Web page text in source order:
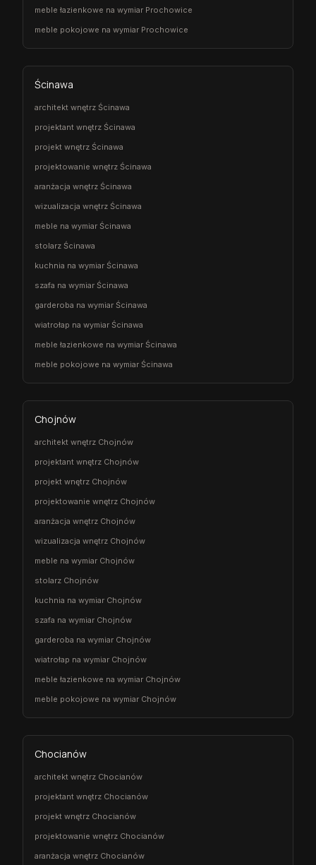
meble łazienkowe na wymiar Prochowice
meble pokojowe na wymiar Prochowice
Ścinawa
architekt wnętrz Ścinawa
projektant wnętrz Ścinawa
projekt wnętrz Ścinawa
projektowanie wnętrz Ścinawa
aranżacja wnętrz Ścinawa
wizualizacja wnętrz Ścinawa
meble na wymiar Ścinawa
stolarz Ścinawa
kuchnia na wymiar Ścinawa
szafa na wymiar Ścinawa
garderoba na wymiar Ścinawa
wiatrołap na wymiar Ścinawa
meble łazienkowe na wymiar Ścinawa
meble pokojowe na wymiar Ścinawa
Chojnów
architekt wnętrz Chojnów
projektant wnętrz Chojnów
projekt wnętrz Chojnów
projektowanie wnętrz Chojnów
aranżacja wnętrz Chojnów
wizualizacja wnętrz Chojnów
meble na wymiar Chojnów
stolarz Chojnów
kuchnia na wymiar Chojnów
szafa na wymiar Chojnów
garderoba na wymiar Chojnów
wiatrołap na wymiar Chojnów
meble łazienkowe na wymiar Chojnów
meble pokojowe na wymiar Chojnów
Chocianów
architekt wnętrz Chocianów
projektant wnętrz Chocianów
projekt wnętrz Chocianów
projektowanie wnętrz Chocianów
aranżacja wnętrz Chocianów